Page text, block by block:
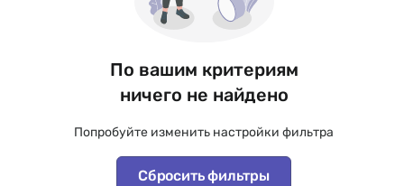
По вашим критериям
ничего не найдено
Попробуйте изменить настройки фильтра
Сбросить фильтры